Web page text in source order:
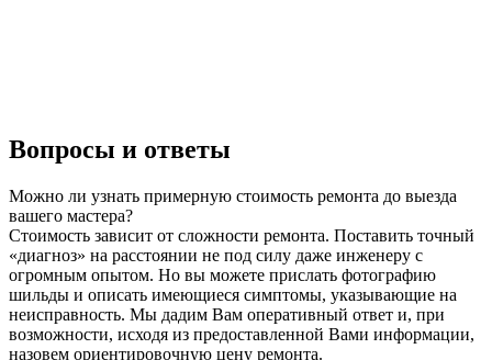
Вопросы и ответы
Можно ли узнать примерную стоимость ремонта до выезда
вашего мастера?
Стоимость зависит от сложности ремонта. Поставить точный
«диагноз» на расстоянии не под силу даже инженеру с
огромным опытом. Но вы можете прислать фотографию
шильды и описать имеющиеся симптомы, указывающие на
неисправность. Мы дадим Вам оперативный ответ и, при
возможности, исходя из предоставленной Вами информации,
назовем ориентировочную цену ремонта.